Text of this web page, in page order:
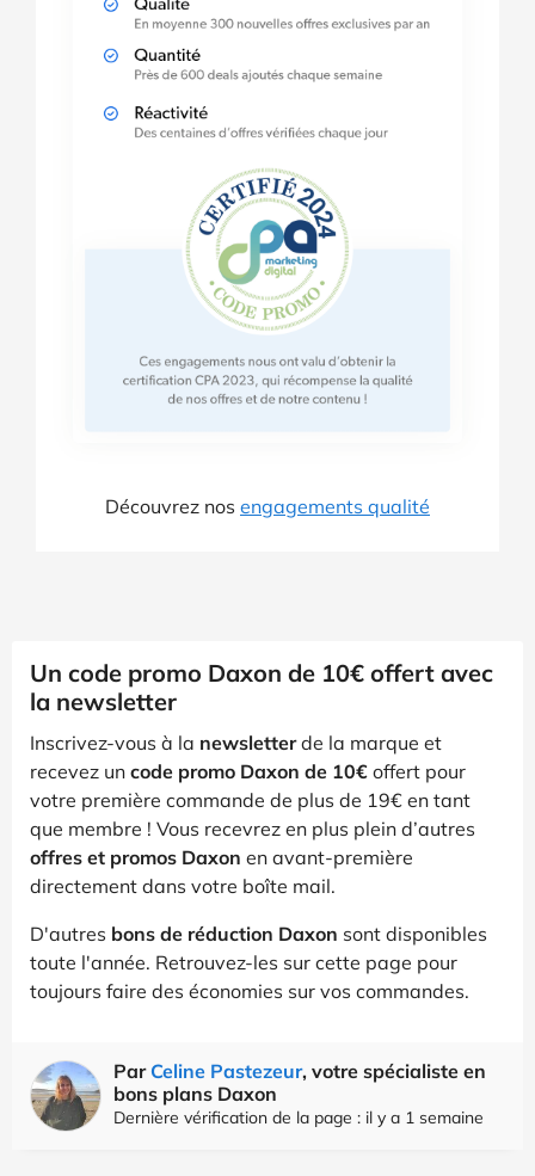
Découvrez nos engagements qualité
Un code promo Daxon de 10€ offert avec
la newsletter
Inscrivez-vous à la newsletterde la marque et
recevez un code promo Daxon de 10€ offert pour
votre première commande de plus de 19€ en tant
que membre ! Vous recevrez en plus plein d’autres
offres et promos Daxon en avant-première
directement dans votre boîte mail.
D'autres bons de réduction Daxon sont disponibles
toute l'année. Retrouvez-les sur cette page pour
toujours faire des économies sur vos commandes.
Par Celine Pastezeur, votre spécialiste en
bons plans Daxon
Dernière vérification de la page : il y a 1 semaine